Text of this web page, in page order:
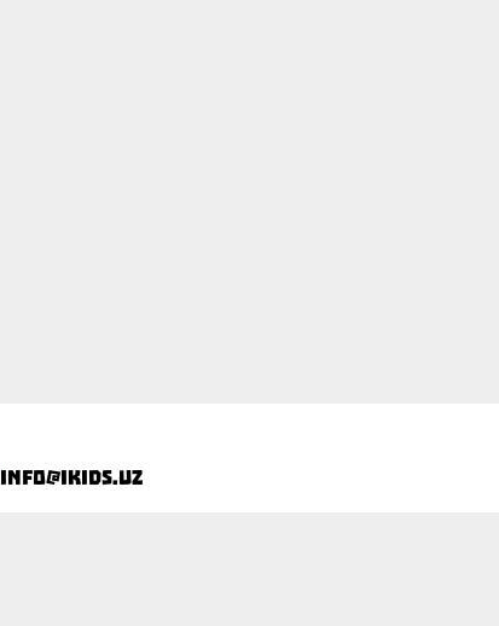
info@ikids.uz